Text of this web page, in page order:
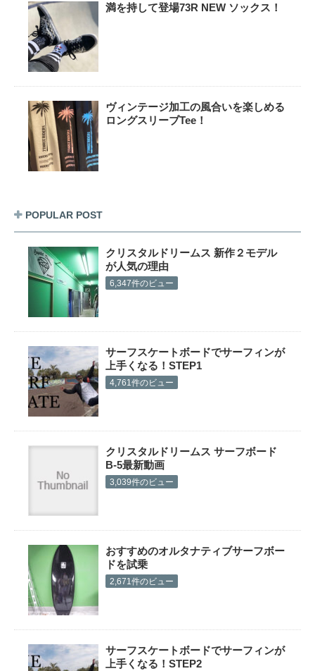
満を持して登場73R NEW ソックス！
ヴィンテージ加工の風合いを楽しめる
ロングスリーブTee！
POPULAR POST
クリスタルドリームス 新作２モデル
が人気の理由
6,347件のビュー
サーフスケートボードでサーフィンが
上手くなる！STEP1
4,761件のビュー
クリスタルドリームス サーフボード
B-5最新動画
3,039件のビュー
おすすめのオルタナティブサーフボー
ドを試乗
2,671件のビュー
サーフスケートボードでサーフィンが
上手くなる！STEP2